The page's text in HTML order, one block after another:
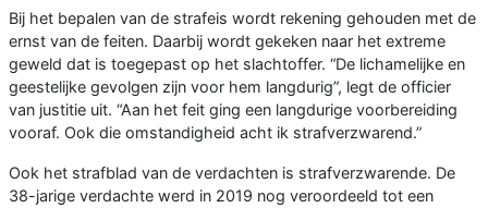
Bij het bepalen van de strafeis wordt rekening gehouden met de
ernst van de feiten. Daarbij wordt gekeken naar het extreme
geweld dat is toegepast op het slachtoffer. “De lichamelijke en
geestelijke gevolgen zijn voor hem langdurig”, legt de officier
van justitie uit. “Aan het feit ging een langdurige voorbereiding
vooraf. Ook die omstandigheid acht ik strafverzwarend.”
Ook het strafblad van de verdachten is strafverzwarende. De
38-jarige verdachte werd in 2019 nog veroordeeld tot een